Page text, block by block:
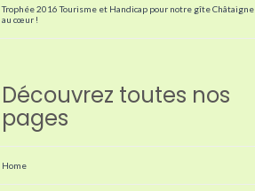
Trophée 2016 Tourisme et Handicap pour notre gîte Châtaigne
au cœur !
Découvrez toutes nos
pages
Home